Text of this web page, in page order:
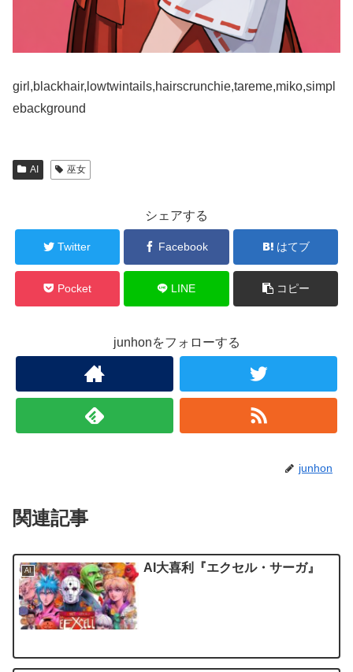
girl,blackhair,lowtwintails,hairscrunchie,tareme,miko,simpl
ebackground
AI 巫女
シェアする
Twitter Facebook はてブ
Pocket LINE コピー
junhonをフォローする
junhon
関連記事
AI AI大喜利『エクセル・サーガ』